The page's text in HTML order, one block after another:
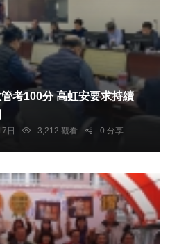
高虹安要求持續
日 3,212 觀看 0 分享